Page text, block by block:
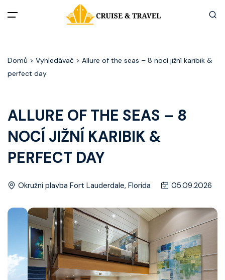
Akční nabídky
Zážitky z plaveb
Užitečné informace
Články
Kontakt
Vyhledat plavbu
Domů > Vyhledávač > Allure of the seas – 8 nocí jižní karibik &
perfect day
ALLURE OF THE SEAS – 8
NOCÍ JIŽNÍ KARIBIK &
PERFECT DAY
Okružní plavba Fort Lauderdale, Florida 05.09.2026